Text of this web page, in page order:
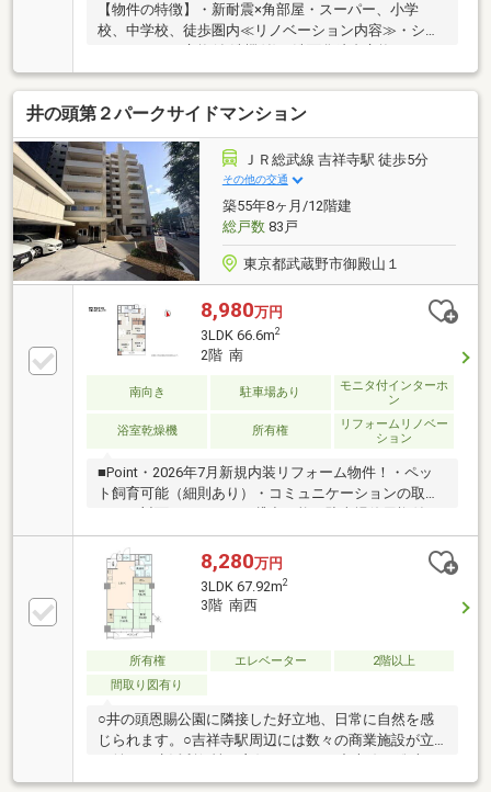
【物件の特徴】・新耐震×角部屋・スーパー、小学
校、中学校、徒歩圏内≪リノベーション内容≫・シス
レ交換・ユニットバス交換(浴室乾燥機付)・給湯器交
換（追焚付）・洗濯パン交換・建具交換・照明器具交
換・クロス貼替・フローリング貼替・フロアタイル貼
替・ハウスクリーニング 等《アフターサービス保証
付》～住んでからでも安心・安全をサポート～ 水まわ
りトラブルは365日対応で安心です。 詳しくはお問い
合わせ下さい！
井の頭第２パークサイドマンション
ＪＲ総武線 吉祥寺駅 徒歩5分
その他の交通
築55年8ヶ月/12階建
総戸数83戸
東京都武蔵野市御殿山１
8,980万円
3LDK 66.6m2
2階 南
南向き 駐車場あり
モニタ付インターホ
ン
浴室乾燥機 所有権
リフォームリノベー
ション
■Point・2026年7月新規内装リフォーム物件！・ペッ
ト飼育可能（細則あり）・コミュニケーションの取り
やすい対面キッチン！・貸出可能な駐車場使用権付
き！（棟内貸出）■Access中央線・京王井の頭線「吉
祥寺」駅…徒歩7分■Reformシステムキッチン、ユニッ
トバス、トイレ、洗面化粧台、フローリング、クロ
ス、建具、給排水管、給湯器、下足入、ハウスクリー
ニングなどコンビニ・スーパー、保育園、公園が徒歩
10分圏内に揃っており、日常生活や子育てにも最適な
環境です！現地、周辺環境の確認等含めご見学は随時
承っております。お気軽にお問合せください！
8,280万円
3LDK 67.92m2
3階 南西
所有権 エレベーター
2階以上
間取り図有り
○井の頭恩賜公園に隣接した好立地、日常に自然を感
じられます。○吉祥寺駅周辺には数々の商業施設が立
ち並び、生活利便性も良好です。○JR中央線・総武
線、京王井の頭線「吉祥寺」駅徒歩7分。京王井の頭